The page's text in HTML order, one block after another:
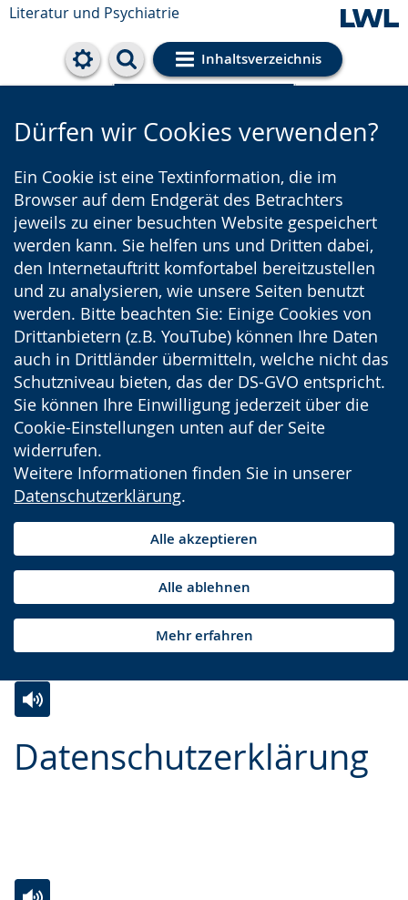
Literatur und Psychiatrie
Inhaltsverzeichnis
Cookie-Einstellungen
Dürfen wir Cookies verwenden?
Ein Cookie ist eine Textinformation, die im
Browser auf dem Endgerät des Betrachters
jeweils zu einer besuchten Website gespeichert
werden kann. Sie helfen uns und Dritten dabei,
den Internetauftritt komfortabel bereitzustellen
und zu analysieren, wie unsere Seiten benutzt
werden. Bitte beachten Sie: Einige Cookies von
Drittanbietern (z.B. YouTube) können Ihre Daten
auch in Drittländer übermitteln, welche nicht das
Schutzniveau bieten, das der DS-GVO entspricht.
Sie können Ihre Einwilligung jederzeit über die
Cookie-Einstellungen unten auf der Seite
widerrufen.
Weitere Informationen finden Sie in unserer
Datenschutzerklärung.
Alle akzeptieren
Alle ablehnen
Mehr erfahren
Datenschutzerklärung
Leichten
Audio-
Video
angezeigt.